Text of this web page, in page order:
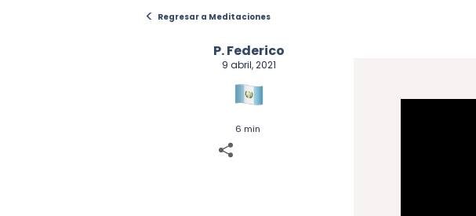
< Regresar a Meditaciones
P. Federico
9 abril, 2021
6 min